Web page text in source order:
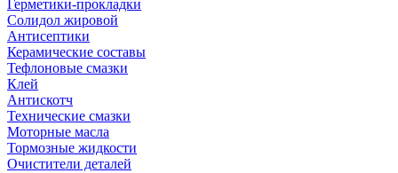
Герметики-прокладки
Солидол жировой
Антисептики
Керамические составы
Тефлоновые смазки
Клей
Антискотч
Технические смазки
Моторные масла
Тормозные жидкости
Очистители деталей